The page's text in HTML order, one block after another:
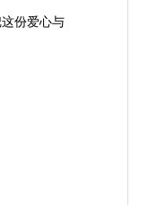
份爱心与